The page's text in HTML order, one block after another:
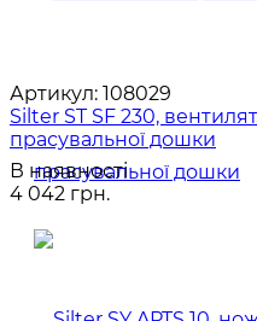
Артикул: 108029
Silter ST SF 230,
прасувальної дошки
В наявності
4 042 грн.